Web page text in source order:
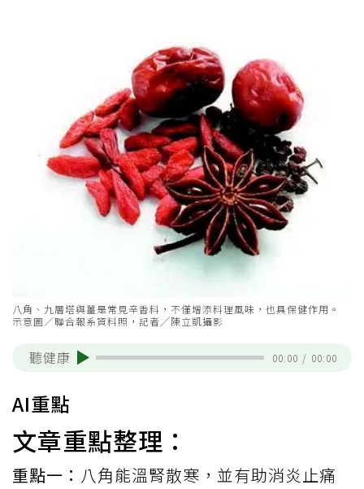
八角、九層塔與薑是常見辛香料，不僅增添料理風味，也具保健作用。
示意圖／聯合報系資料照，記者╱陳立凱攝影
聽健康 00:00 / 00:00
AI重點
文章重點整理：
重點一： 八角能溫腎散寒，並有助消炎止痛